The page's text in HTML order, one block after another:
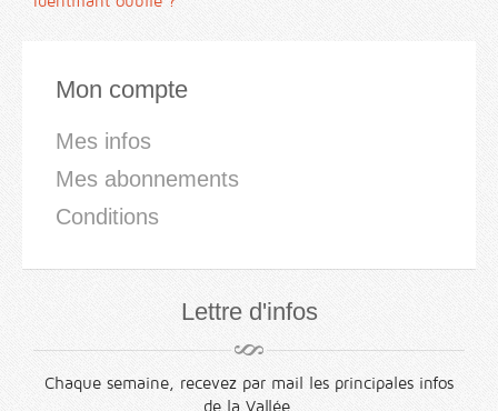
Mon compte
Mes infos
Mes abonnements
Conditions
Lettre d'infos
Chaque semaine, recevez par mail les principales infos
de la Vallée.